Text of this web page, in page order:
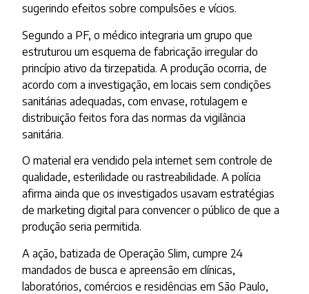
sugerindo efeitos sobre compulsões e vícios.
Segundo a PF, o médico integraria um grupo que
estruturou um esquema de fabricação irregular do
princípio ativo da tirzepatida. A produção ocorria, de
acordo com a investigação, em locais sem condições
sanitárias adequadas, com envase, rotulagem e
distribuição feitos fora das normas da vigilância
sanitária.
O material era vendido pela internet sem controle de
qualidade, esterilidade ou rastreabilidade. A polícia
afirma ainda que os investigados usavam estratégias
de marketing digital para convencer o público de que a
produção seria permitida.
A ação, batizada de Operação Slim, cumpre 24
mandados de busca e apreensão em clínicas,
laboratórios, comércios e residências em São Paulo,